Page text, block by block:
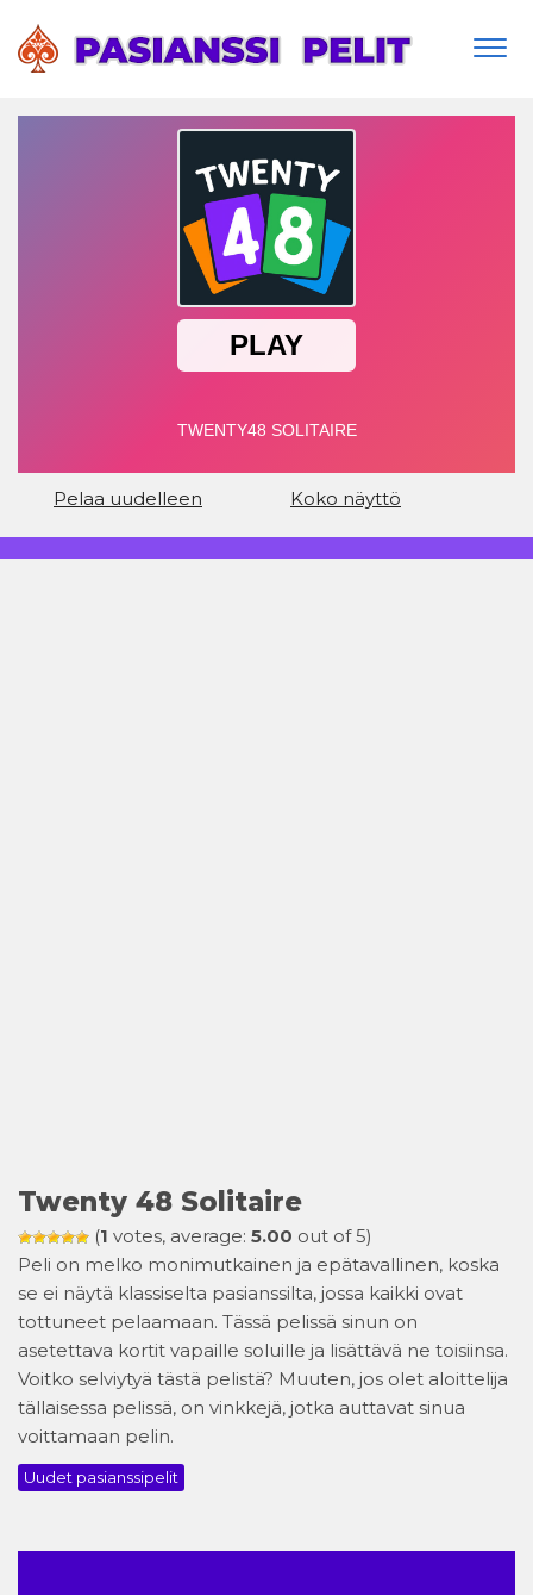
Pelaa uudelleen Koko näyttö
Twenty 48 Solitaire
(1 votes, average: 5.00 out of 5)
Peli on melko monimutkainen ja epätavallinen, koska
se ei näytä klassiselta pasianssilta, jossa kaikki ovat
tottuneet pelaamaan. Tässä pelissä sinun on
asetettava kortit vapaille soluille ja lisättävä ne toisiinsa.
Voitko selviytyä tästä pelistä? Muuten, jos olet aloittelija
tällaisessa pelissä, on vinkkejä, jotka auttavat sinua
voittamaan pelin.
Uudet pasianssipelit